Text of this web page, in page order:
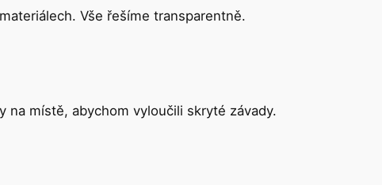
Vše řešíme transparentně.
na místě, abychom vyloučili skryté závady.